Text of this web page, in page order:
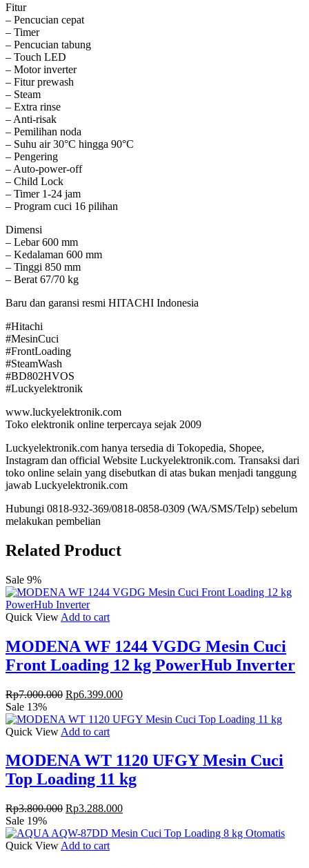
Fitur
– Pencucian cepat
– Timer
– Pencucian tabung
– Touch LED
– Motor inverter
– Fitur prewash
– Steam
– Extra rinse
– Anti-risak
– Pemilihan noda
– Suhu air 30°C hingga 90°C
– Pengering
– Auto-power-off
– Child Lock
– Timer 1-24 jam
– Program cuci 16 pilihan
Dimensi
– Lebar 600 mm
– Kedalaman 600 mm
– Tinggi 850 mm
– Berat 67/70 kg
Baru dan garansi resmi HITACHI Indonesia
#Hitachi
#MesinCuci
#FrontLoading
#SteamWash
#BD802HVOS
#Luckyelektronik
www.luckyelektronik.com
Toko elektronik online terpercaya sejak 2009
Luckyelektronik.com hanya tersedia di Tokopedia, Shopee,
Instagram dan official Website Luckyelektronik.com. Transaksi dari
toko online selain yang disebutkan di atas bukan menjadi tanggung
jawab Luckyelektronik.com
Hubungi 0818-932-369/0818-0858-0309 (WA/SMS/Telp) sebelum
melakukan pembelian
Related Product
Sale 9%
Quick View Add to cart
MODENA WF 1244 VGDG Mesin Cuci
Front Loading 12 kg PowerHub Inverter
Rp7.000.000 Original
was:
Rp7.000.000.
Rp6.399.000Current
is:
Sale 13%
Quick View Add to cart
MODENA WT 1120 UFGY Mesin Cuci
Top Loading 11 kg
Rp3.800.000 Original
was:
Rp3.800.000.
Rp3.288.000Current
is:
Sale 19%
Quick View Add to cart